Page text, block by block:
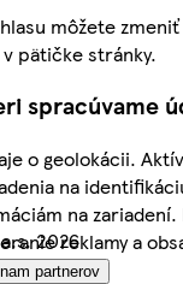
môžete
pätičke stránky.
spracúvame
o geolokácii.
na
na zariadení.
reklamy a
partnerov
2026